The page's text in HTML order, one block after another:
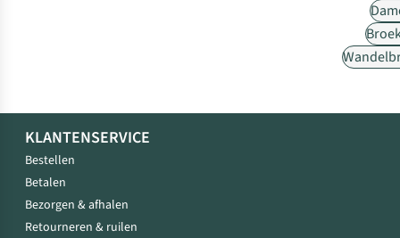
KLANTENSERVICE
Bestellen
Betalen
Bezorgen & afhalen
Retourneren & ruilen